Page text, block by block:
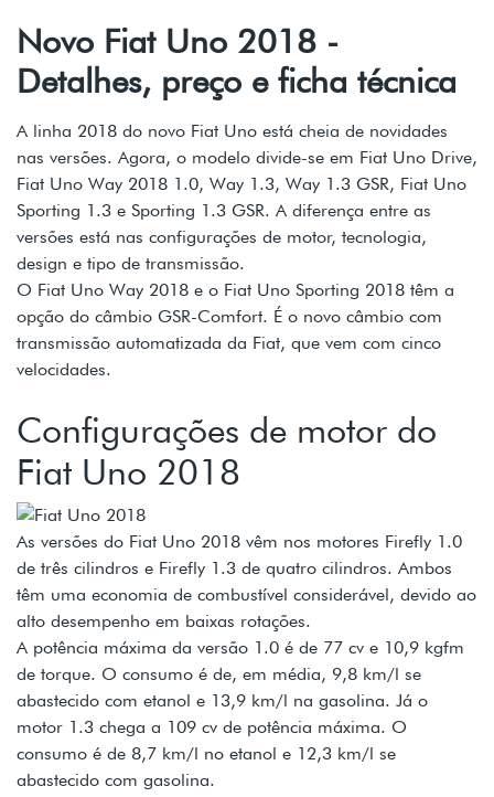
Novo Fiat Uno 2018 -
Detalhes, preço e ficha técnica
A linha 2018 do novo Fiat Uno está cheia de novidades
nas versões. Agora, o modelo divide-se em Fiat Uno Drive,
Fiat Uno Way 2018 1.0, Way 1.3, Way 1.3 GSR, Fiat Uno
Sporting 1.3 e Sporting 1.3 GSR. A diferença entre as
versões está nas configurações de motor, tecnologia,
design e tipo de transmissão.
O Fiat Uno Way 2018 e o Fiat Uno Sporting 2018 têm a
opção do câmbio GSR-Comfort. É o novo câmbio com
transmissão automatizada da Fiat, que vem com cinco
velocidades.
Configurações de motor do
Fiat Uno 2018
As versões do Fiat Uno 2018 vêm nos motores Firefly 1.0
de três cilindros e Firefly 1.3 de quatro cilindros. Ambos
têm uma economia de combustível considerável, devido ao
alto desempenho em baixas rotações.
A potência máxima da versão 1.0 é de 77 cv e 10,9 kgfm
de torque. O consumo é de, em média, 9,8 km/l se
abastecido com etanol e 13,9 km/l na gasolina. Já o
motor 1.3 chega a 109 cv de potência máxima. O
consumo é de 8,7 km/l no etanol e 12,3 km/l se
abastecido com gasolina.